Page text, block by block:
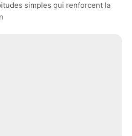
simples qui renforcent la